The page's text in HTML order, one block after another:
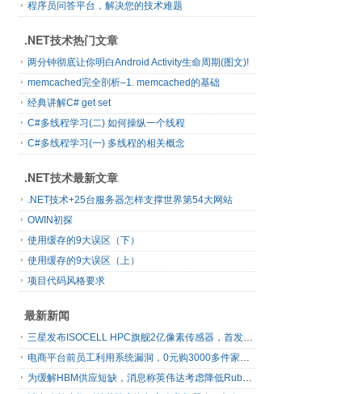
207:
         }
209:
//注册只读依赖属性（参数：依赖属性名、依赖属性的Type、拥
210:
public static DependencyPropertyKey
RegisterReadOnly(string name, Type propertyType, Type ownerType,
                                      PropertyMetadata typeMetadata,
212:
                                      ValidateValueCallback
validateValueCallback)
213:
         {
214:
             DependencyProperty prop = Register (name,
propertyType, ownerType, typeMetadata, validateValueCallback);
216:
return
217:
         }
218:
219:
     }
220: }
程序员问答平台，解决您的技术难题
.NET技术热门文章
两分钟彻底让你明白Android Activity生命周期(图文)!
memcached完全剖析–1. memcached的基础
经典讲解C# get set
C#多线程学习(二) 如何操纵一个线程
C#多线程学习(一) 多线程的相关概念
.NET技术最新文章
.NET技术+25台服务器怎样支撑世界第54大网站
OWIN初探
使用缓存的9大误区（下）
使用缓存的9大误区（上）
项目代码风格要求
最新新闻
三星发布ISOCELL HPC旗舰2亿像素传感器，首发16-bit RAW输出
电商平台前员工利用系统漏洞，0元购3000多件家电！
为缓解HBM供应短缺，消息称英伟达考虑降低Rubin Ultra GPU配置